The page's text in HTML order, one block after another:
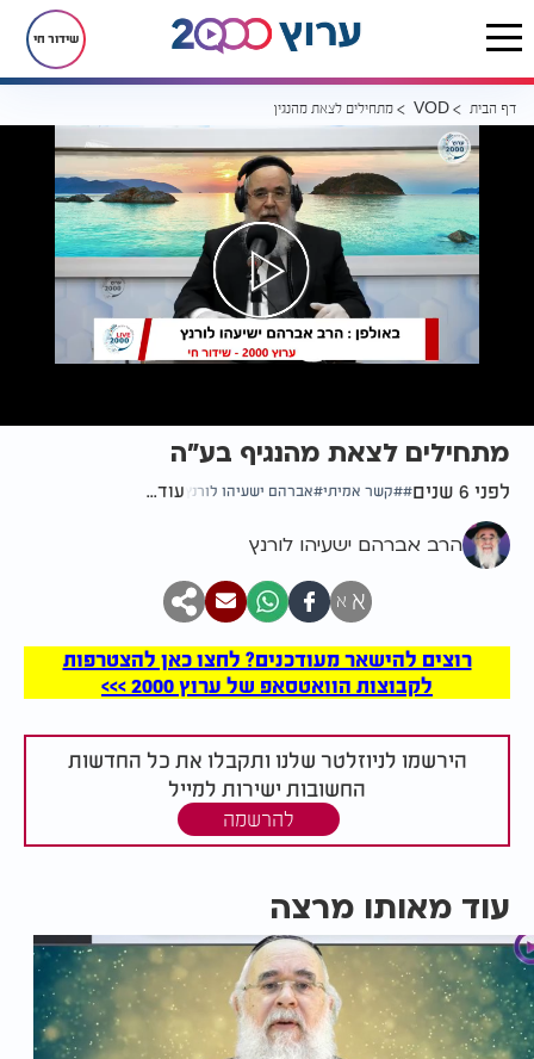
שידור חי
דף הבית VOD מתחילים לצאת מהנגיף בע"ה
מתחילים לצאת מהנגיף בע"ה
לפני 6 שנים קשר אמיתי אברהם ישעיהו לורנץ עוד...
הרב אברהם ישעיהו לורנץ
א א
רוצים להישאר מעודכנים? לחצו כאן להצטרפות
לקבוצות הוואטסאפ של ערוץ 2000 >>>
הירשמו לניוזלטר שלנו ותקבלו את כל החדשות
החשובות ישירות למייל
להרשמה
עוד מאותו מרצה